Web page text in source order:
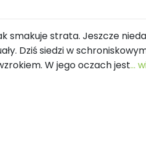
smakuje strata. Jeszcze
Dziś siedzi w
W jego oczach jest...